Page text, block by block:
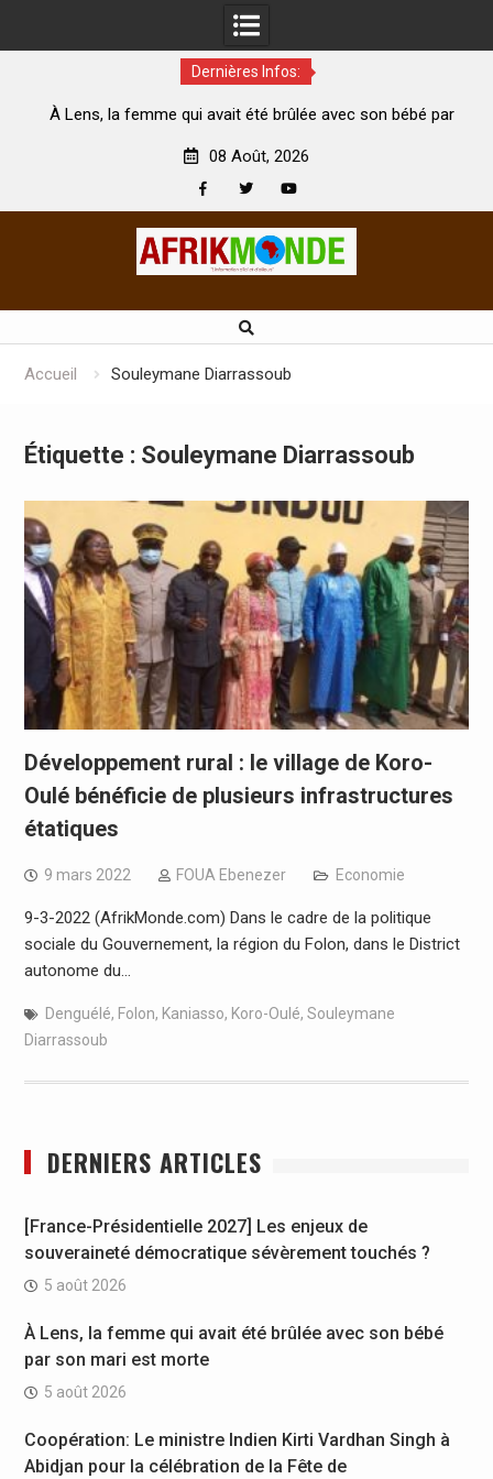
Dernières Infos:
la femme qui avait été brûlée avec son bébé par
08 Août, 2026
Accueil Souleymane Diarrassoub
Étiquette : Souleymane Diarrassoub
Développement rural : le village de Koro-
Oulé bénéficie de plusieurs infrastructures
étatiques
9 mars 2022 FOUA Ebenezer Economie
9-3-2022 (AfrikMonde.com) Dans le cadre de la politique
sociale du Gouvernement, la région du Folon, dans le District
autonome du…
Denguélé, Folon, Kaniasso, Koro-Oulé, Souleymane
Diarrassoub
DERNIERS ARTICLES
[France-Présidentielle 2027] Les enjeux de
souveraineté démocratique sévèrement touchés ?
5 août 2026
À Lens, la femme qui avait été brûlée avec son bébé
par son mari est morte
5 août 2026
Coopération: Le ministre Indien Kirti Vardhan Singh à
Abidjan pour la célébration de la Fête de